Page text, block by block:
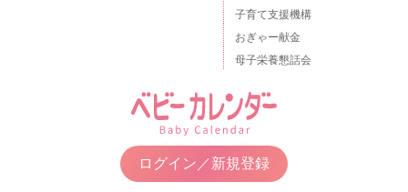
子育て支援機構
おぎゃー献金
母子栄養懇話会
ログイン／新規登録